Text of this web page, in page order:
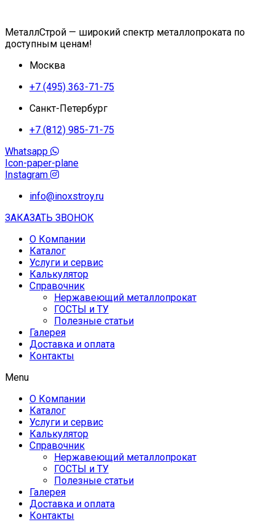
МеталлСтрой — широкий спектр металлопроката по
доступным ценам!
Москва
+7 (495) 363-71-75
Санкт-Петербург
+7 (812) 985-71-75
Whatsapp
Icon-paper-plane
Instagram
info@inoxstroy.ru
ЗАКАЗАТЬ ЗВОНОК
О Компании
Каталог
Услуги и сервис
Калькулятор
Справочник
Нержавеющий металлопрокат
ГОСТЫ и ТУ
Полезные статьи
Галерея
Доставка и оплата
Контакты
Menu
О Компании
Каталог
Услуги и сервис
Калькулятор
Справочник
Нержавеющий металлопрокат
ГОСТЫ и ТУ
Полезные статьи
Галерея
Доставка и оплата
Контакты